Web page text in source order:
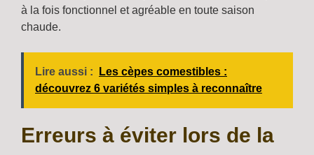
à la fois fonctionnel et agréable en toute saison
chaude.
Lire aussi :
Les cèpes comestibles :
découvrez 6 variétés simples à reconnaître
Erreurs à éviter lors de la